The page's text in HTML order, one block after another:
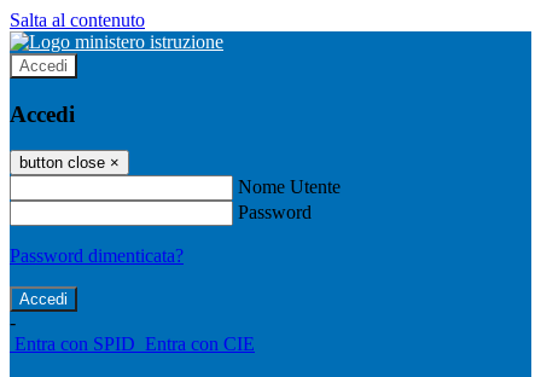
Salta al contenuto
Accedi
Accedi
button close ×
Nome Utente
Password
Password dimenticata?
-
Entra con SPID Entra con CIE